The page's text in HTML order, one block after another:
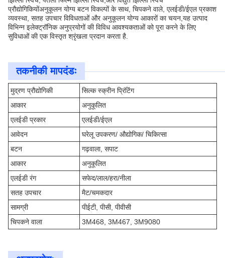
प्रौद्योगिकियोंअनुकूलन योग्य बटन विकल्पों के साथ, चिपकने वाले, एलईडी/ईएल प्रकाश
व्यवस्था, सतह उपचार विविधताओं और अनुकूलन योग्य आकारों का चयन,यह उत्पाद
विभिन्न इलेक्ट्रॉनिक अनुप्रयोगों की विविध आवश्यकताओं को पूरा करने के लिए
सुविधाओं की एक विस्तृत श्रृंखला प्रदान करता है.
तकनीकी मापदंडः
मुद्रण प्रौद्योगिकी
सिल्क स्क्रीन प्रिंटिंग
आकार
अनुकूलित
एलईडी प्रकार
एलईडी/ईएल
आवेदन
घरेलू उपकरण/ औद्योगिक/ चिकित्सा
बटन
गढ़वाला, सपाट
आकार
अनुकूलित
एलईडी रंग
सफेद/लाल/हरा/नीला
सतह उपचार
मैट/चमकदार
सामग्री
पीईटी, पीसी, पीवीसी
चिपकने वाला
3M468, 3M467, 3M9080